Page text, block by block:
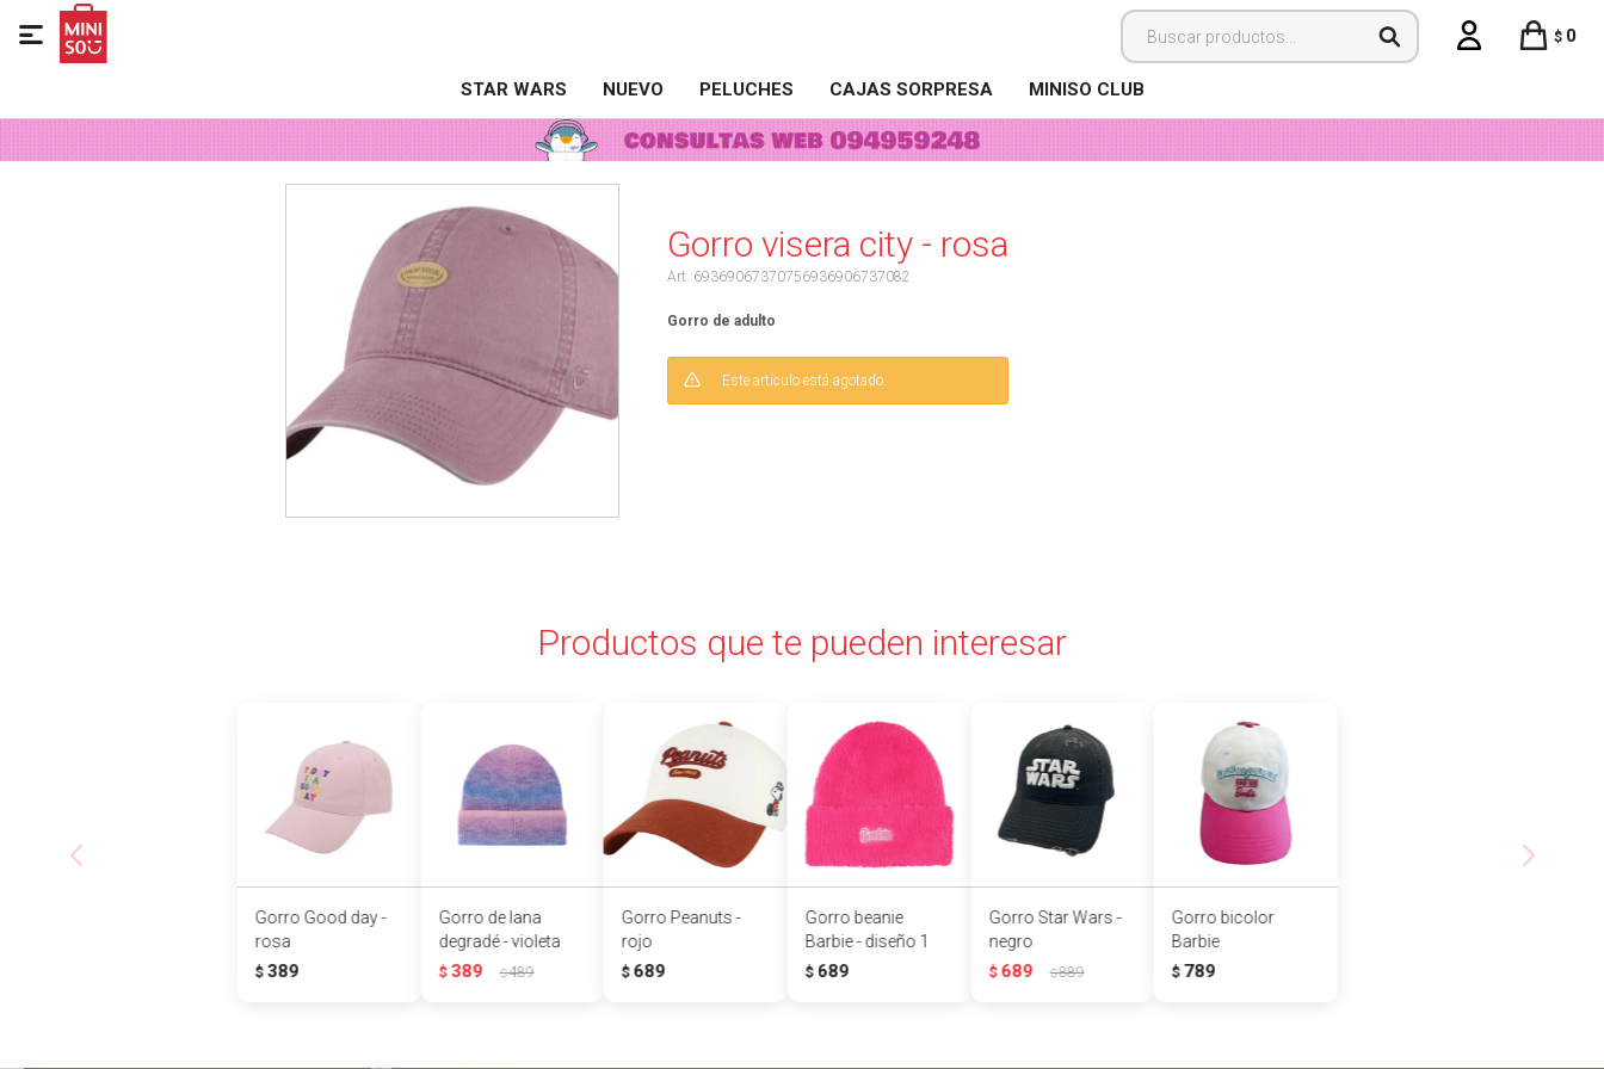
STAR WARS NUEVO PELUCHES CAJAS SORPRESA MINISO CLUB
$ 0

Gorro visera city - rosa
69369067370756936906737082
Gorro de adulto
Este artículo está agotado.
Productos que te pueden interesar
Gorro Good day -
rosa
$ 389
Gorro de lana
degradé - violeta
$ 389 $489
Gorro Peanuts -
rojo
$ 689
Gorro beanie
Barbie - diseño 1
$ 689
Gorro Star Wars -
negro
$ 689 $889
Gorro bicolor
Barbie
$ 789